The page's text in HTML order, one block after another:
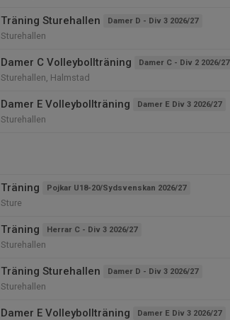
Träning Sturehallen Damer D - Div 3 2026/27
Sturehallen
Damer C Volleybollträning Damer C - Div 2 2026/27
Sturehallen, Halmstad
Damer E Volleybollträning Damer E Div 3 2026/27
Sturehallen
Träning Pojkar U18-20/Sydsvenskan 2026/27
Sture
Träning Herrar C - Div 3 2026/27
Sturehallen
Träning Sturehallen Damer D - Div 3 2026/27
Sturehallen
Damer E Volleybollträning Damer E Div 3 2026/27